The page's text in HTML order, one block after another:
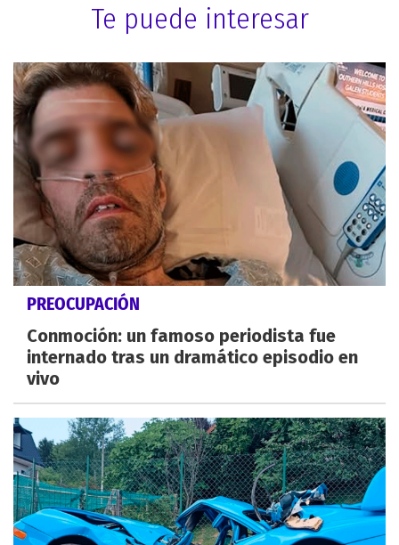
Te puede interesar
PREOCUPACIÓN
Conmoción: un famoso periodista fue
internado tras un dramático episodio en
vivo